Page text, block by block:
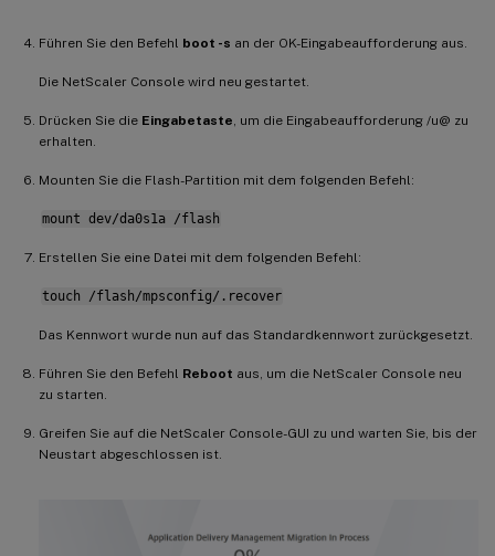
Führen Sie den Befehl boot -s an der OK-Eingabeaufforderung aus.
Die NetScaler Console wird neu gestartet.
Drücken Sie die Eingabetaste, um die Eingabeaufforderung /u@ zu
erhalten.
Mounten Sie die Flash-Partition mit dem folgenden Befehl:
mount dev/da0s1a /flash
Erstellen Sie eine Datei mit dem folgenden Befehl:
touch /flash/mpsconfig/.recover
Das Kennwort wurde nun auf das Standardkennwort zurückgesetzt.
Führen Sie den Befehl Reboot aus, um die NetScaler Console neu
zu starten.
Greifen Sie auf die NetScaler Console-GUI zu und warten Sie, bis der
Neustart abgeschlossen ist.